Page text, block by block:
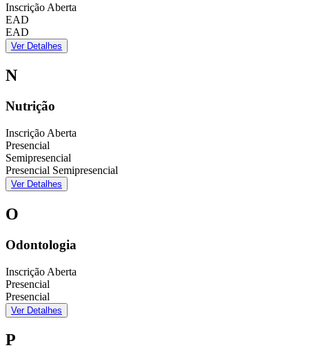
Inscrição Aberta
EAD
EAD
Ver Detalhes
N
Nutrição
Inscrição Aberta
Presencial
Semipresencial
Presencial Semipresencial
Ver Detalhes
O
Odontologia
Inscrição Aberta
Presencial
Presencial
Ver Detalhes
P